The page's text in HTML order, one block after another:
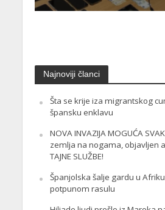
Najnoviji članci
Šta se krije iza migrantskog
špansku enklavu
NOVA INVAZIJA MOGUĆA
zemlja na nogama, objavljen
TAJNE SLUŽBE!
Španjolska šalje gardu u
potpunom rasulu